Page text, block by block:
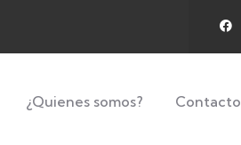
¿Quienes somos? Contacto